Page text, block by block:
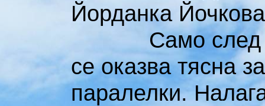
Йорданка
Само след
се оказва тясна
паралелки.